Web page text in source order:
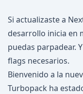
Si actualizaste a
desarrollo inicia en
puedas parpadear.
flags necesarios.
Bienvenido a la
Turbopack ha